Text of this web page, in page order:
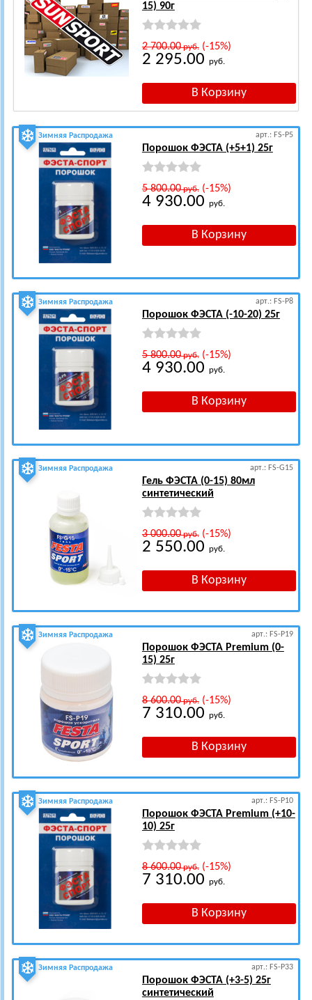
15) 90г
2 700.00руб.(-15%)
2 295.00 руб.
Зимняя Распродажа арт.: FS-P5
Порошок ФЭСТА (+5+1) 25г
5 800.00руб.(-15%)
4 930.00 руб.
Зимняя Распродажа арт.: FS-P8
Порошок ФЭСТА (-10-20) 25г
5 800.00руб.(-15%)
4 930.00 руб.
Зимняя Распродажа арт.: FS-G15
Гель ФЭСТА (0-15) 80мл
синтетический
3 000.00руб.(-15%)
2 550.00 руб.
Зимняя Распродажа арт.: FS-P19
Порошок ФЭСТА Premium (0-
15) 25г
8 600.00руб.(-15%)
7 310.00 руб.
Зимняя Распродажа арт.: FS-P10
Порошок ФЭСТА Premium (+10-
10) 25г
8 600.00руб.(-15%)
7 310.00 руб.
Зимняя Распродажа арт.: FS-P33
Порошок ФЭСТА (+3-5) 25г
синтетический